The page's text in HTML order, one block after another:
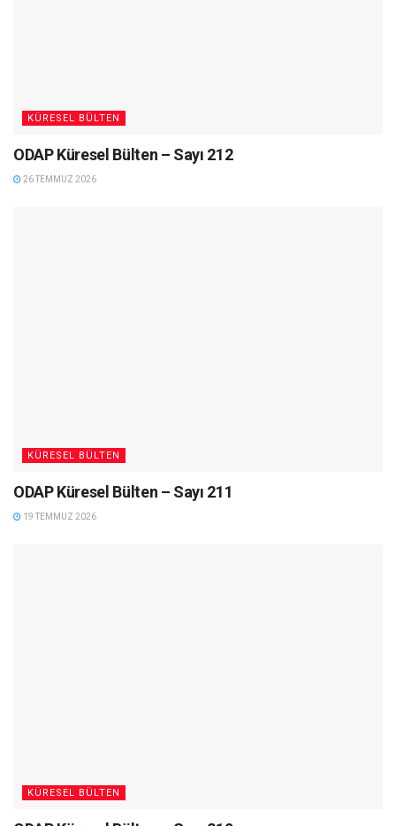
KÜRESEL BÜLTEN
ODAP Küresel Bülten – Sayı 212
26 TEMMUZ 2026
KÜRESEL BÜLTEN
ODAP Küresel Bülten – Sayı 211
19 TEMMUZ 2026
KÜRESEL BÜLTEN